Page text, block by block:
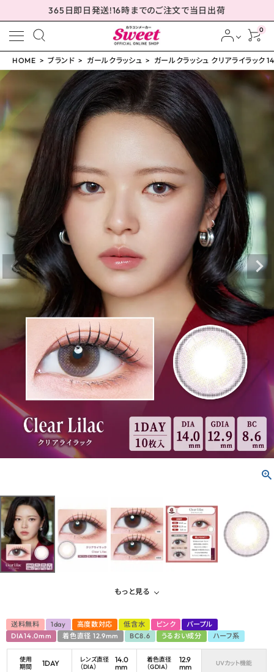
365日即日発送!16時までのご注文で当日出荷
0
meeting_room ログイン person 会員登録
ガールクラッシュ クリア
ライラック 14.0mm
(税込)
配送方法について
発送について
お支払い方法について
お買い物ガイド
お問い合わせ
よくあるご質問
HOME ブランド ガールクラッシュ ガールクラッシュ クリアライラック
もっと見る
送料無料 1day 高度数対応 低含水 ピンク
パープル
DIA14.0mm
着色直径 12.9mm BC8.6 うるおい成分 ハーフ系
使用
期間
1DAY
レンズ直径
（DIA）
14.0
mm
着色直径
（GDIA）
12.9
mm
UVカット機能